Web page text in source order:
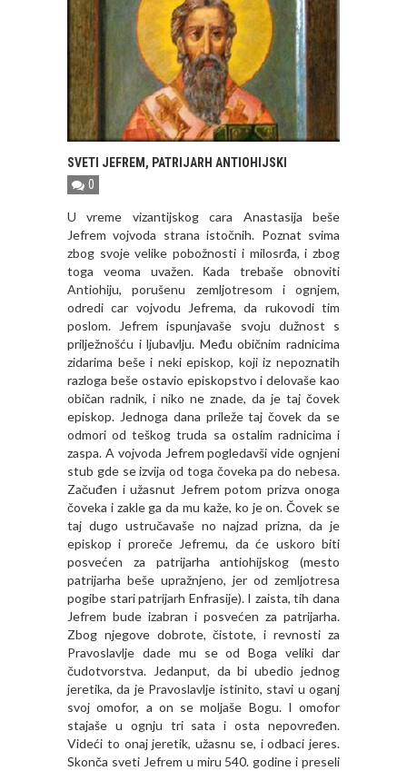
SVETI JEFREM, PATRIJARH ANTIOHIJSKI
0
U vreme vizantijskog cara Anastasija beše
Jefrem vojvoda strana istočnih. Poznat svima
zbog svoje velike pobožnosti i milosrđa, i zbog
toga veoma uvažen. Кada trebaše obnoviti
Antiohiju, porušenu zemljotresom i ognjem,
odredi car vojvodu Jefrema, da rukovodi tim
poslom. Jefrem ispunjavaše svoju dužnost s
prilježnošću i ljubavlju. Među običnim radnicima
zidarima beše i neki episkop, koji iz nepoznatih
razloga beše ostavio episkopstvo i delovaše kao
običan radnik, i niko ne znade, da je taj čovek
episkop. Jednoga dana prileže taj čovek da se
odmori od teškog truda sa ostalim radnicima i
zaspa. A vojvoda Jefrem pogledavši vide ognjeni
stub gde se izvija od toga čoveka pa do nebesa.
Začuđen i užasnut Jefrem potom prizva onoga
čoveka i zakle ga da mu kaže, ko je on. Čovek se
taj dugo ustručavaše no najzad prizna, da je
episkop i proreče Jefremu, da će uskoro biti
posvećen za patrijarha antiohijskog (mesto
patrijarha beše upražnjeno, jer od zemljotresa
pogibe stari patrijarh Enfrasije). I zaista, tih dana
Jefrem bude izabran i posvećen za patrijarha.
Zbog njegove dobrote, čistote, i revnosti za
Pravoslavlje dade mu se od Boga veliki dar
čudotvorstva. Jedanput, da bi ubedio jednog
jeretika, da je Pravoslavlje istinito, stavi u oganj
svoj omofor, a on se moljaše Bogu. I omofor
stajaše u ognju tri sata i osta nepovređen.
Videći to onaj jeretik, užasnu se, i odbaci jeres.
Skonča sveti Jefrem u miru 540. godine i preseli